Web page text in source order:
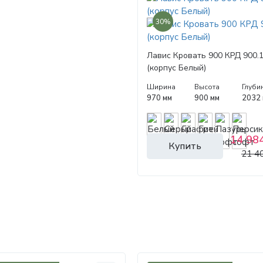
30%
Лавис Кровать 900 КРД 900.1
(корпус Белый)
Ширина
970 мм
Высота
900 мм 2032
Купить 14
21